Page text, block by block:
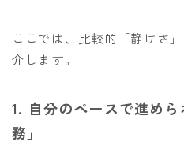
ここでは、比較的「静けさ
介します。
1. 自分のペースで進め
務」